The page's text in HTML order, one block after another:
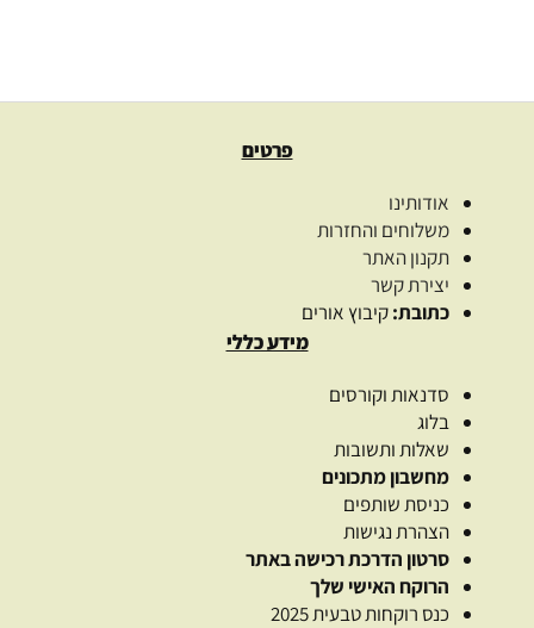
פרטים
אודותינו
משלוחים והחזרות
תקנון האתר
יצירת קשר
כתובת:קיבוץ אורים
מידע כללי
סדנאות וקורסים
בלוג
שאלות ותשובות
מחשבון מתכונים
כניסת שותפים
הצהרת נגישות
סרטון הדרכת רכישה באתר
הרוקח האישי שלך
כנס רוקחות טבעית 2025